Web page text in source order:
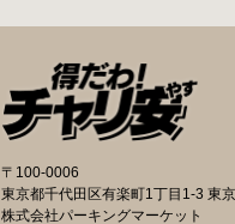
〒100-0006
東京都千代田区有楽町1丁目1-3 東
株式会社パーキングマーケット